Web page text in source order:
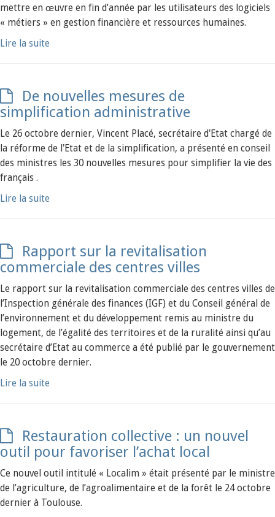
mettre en œuvre en fin d’année par les utilisateurs des logiciels
« métiers » en gestion financière et ressources humaines.
Lire la suite
De nouvelles mesures de
simplification administrative
Le 26 octobre dernier, Vincent Placé, secrétaire d'Etat chargé de
la réforme de l'Etat et de la simplification, a présenté en conseil
des ministres les 30 nouvelles mesures pour simplifier la vie des
français .
Lire la suite
Rapport sur la revitalisation
commerciale des centres villes
Le rapport sur la revitalisation commerciale des centres villes de
l’Inspection générale des finances (IGF) et du Conseil général de
l’environnement et du développement remis au ministre du
logement, de l’égalité des territoires et de la ruralité ainsi qu’au
secrétaire d’Etat au commerce a été publié par le gouvernement
le 20 octobre dernier.
Lire la suite
Restauration collective : un nouvel
outil pour favoriser l’achat local
Ce nouvel outil intitulé « Localim » était présenté par le ministre
de l’agriculture, de l’agroalimentaire et de la forêt le 24 octobre
dernier à Toulouse.